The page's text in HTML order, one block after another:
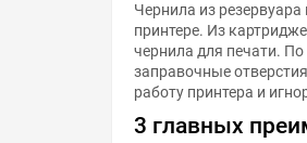
Чернила из
принтере. Из
чернила для печати.
заправочные
работу принтера и
3 главных